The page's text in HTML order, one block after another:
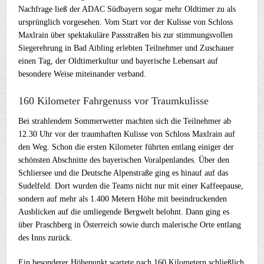
Nachfrage ließ der ADAC Südbayern sogar mehr Oldtimer zu als
ursprünglich vorgesehen. Vom Start vor der Kulisse von Schloss
Maxlrain über spektakuläre Passstraßen bis zur stimmungsvollen
Siegerehrung in Bad Aibling erlebten Teilnehmer und Zuschauer
einen Tag, der Oldtimerkultur und bayerische Lebensart auf
besondere Weise miteinander verband.
160 Kilometer Fahrgenuss vor Traumkulisse
Bei strahlendem Sommerwetter machten sich die Teilnehmer ab
12.30 Uhr vor der traumhaften Kulisse von Schloss Maxlrain auf
den Weg. Schon die ersten Kilometer führten entlang einiger der
schönsten Abschnitte des bayerischen Voralpenlandes. Über den
Schliersee und die Deutsche Alpenstraße ging es hinauf auf das
Sudelfeld. Dort wurden die Teams nicht nur mit einer Kaffeepause,
sondern auf mehr als 1.400 Metern Höhe mit beeindruckenden
Ausblicken auf die umliegende Bergwelt belohnt. Dann ging es
über Praschberg in Österreich sowie durch malerische Orte entlang
des Inns zurück.